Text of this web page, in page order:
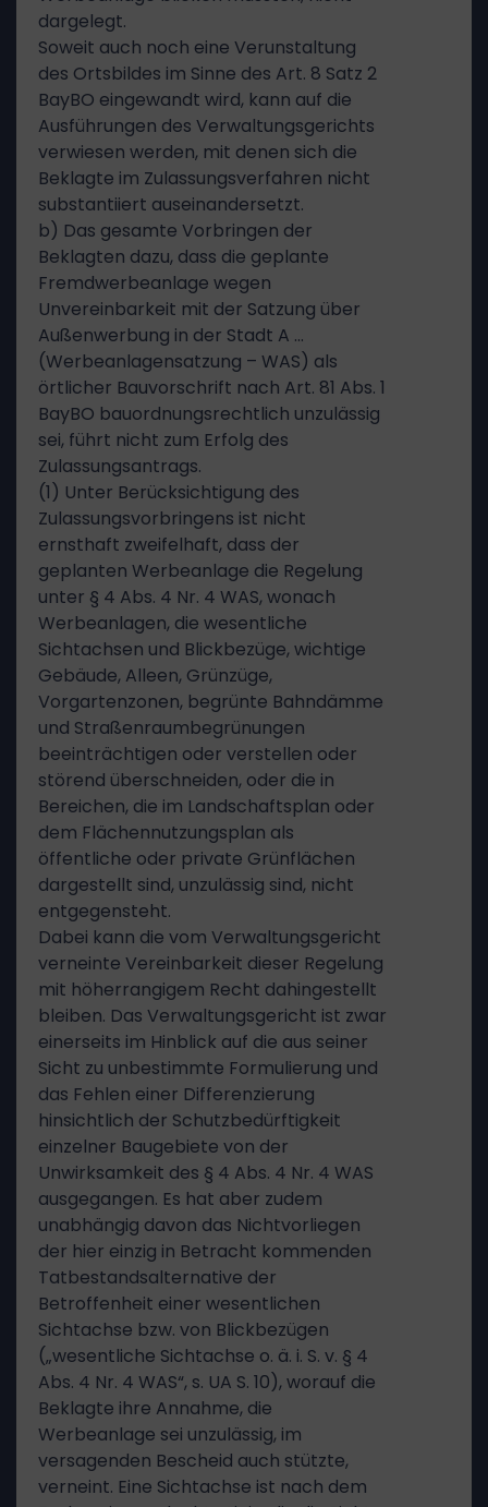
dargelegt.
Soweit auch noch eine Verunstaltung
des Ortsbildes im Sinne des Art. 8 Satz 2
BayBO eingewandt wird, kann auf die
Ausführungen des Verwaltungsgerichts
verwiesen werden, mit denen sich die
Beklagte im Zulassungsverfahren nicht
substantiiert auseinandersetzt.
b) Das gesamte Vorbringen der
Beklagten dazu, dass die geplante
Fremdwerbeanlage wegen
Unvereinbarkeit mit der Satzung über
Außenwerbung in der Stadt A …
(Werbeanlagensatzung – WAS) als
örtlicher Bauvorschrift nach Art. 81 Abs. 1
BayBO bauordnungsrechtlich unzulässig
sei, führt nicht zum Erfolg des
Zulassungsantrags.
(1) Unter Berücksichtigung des
Zulassungsvorbringens ist nicht
ernsthaft zweifelhaft, dass der
geplanten Werbeanlage die Regelung
unter § 4 Abs. 4 Nr. 4 WAS, wonach
Werbeanlagen, die wesentliche
Sichtachsen und Blickbezüge, wichtige
Gebäude, Alleen, Grünzüge,
Vorgartenzonen, begrünte Bahndämme
und Straßenraumbegrünungen
beeinträchtigen oder verstellen oder
störend überschneiden, oder die in
Bereichen, die im Landschaftsplan oder
dem Flächennutzungsplan als
öffentliche oder private Grünflächen
dargestellt sind, unzulässig sind, nicht
entgegensteht.
Dabei kann die vom Verwaltungsgericht
verneinte Vereinbarkeit dieser Regelung
mit höherrangigem Recht dahingestellt
bleiben. Das Verwaltungsgericht ist zwar
einerseits im Hinblick auf die aus seiner
Sicht zu unbestimmte Formulierung und
das Fehlen einer Differenzierung
hinsichtlich der Schutzbedürftigkeit
einzelner Baugebiete von der
Unwirksamkeit des § 4 Abs. 4 Nr. 4 WAS
ausgegangen. Es hat aber zudem
unabhängig davon das Nichtvorliegen
der hier einzig in Betracht kommenden
Tatbestandsalternative der
Betroffenheit einer wesentlichen
Sichtachse bzw. von Blickbezügen
(„wesentliche Sichtachse o. ä. i. S. v. § 4
Abs. 4 Nr. 4 WAS“, s. UA S. 10), worauf die
Beklagte ihre Annahme, die
Werbeanlage sei unzulässig, im
versagenden Bescheid auch stützte,
verneint. Eine Sichtachse ist nach dem